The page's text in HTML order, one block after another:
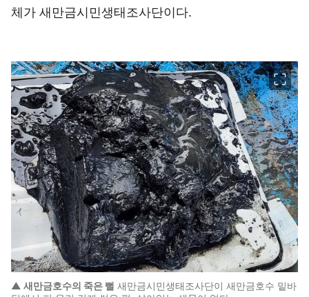
체가 새만금시민생태조사단이다.
▲ 새만금호수의 죽은 뻘 새만금시민생태조사단이 새만금호수 밑바